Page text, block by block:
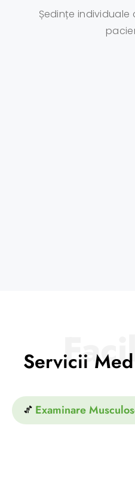
Ședințe
Servicii
Examinare